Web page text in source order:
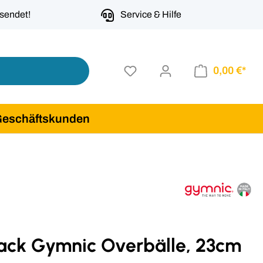
Service & Hilfe
0,00 €*
Gymnic Overbälle, 23cm